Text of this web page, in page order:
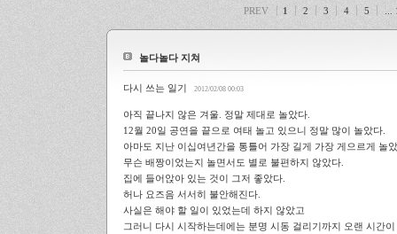
PREV 1 2 3 4 5 ...
놀다놀다 지쳐
다시 쓰는 일기 2012/02/08 00:03
아직 끝나지 않은 겨울. 정말 제대로 놀았다.
12월 20일 공연을 끝으로 여태 놀고 있으니 정말 많이 놀았다.
아마도 지난 이십여년간을 통틀어 가장 길게 가장 게으르게 놀
무슨 배짱이었는지 놀면서도 별로 불편하지 않았다.
집에 들어앉아 있는 것이 그저 좋았다.
허나 요즈음 서서히 불안해진다.
사실은 해야 할 일이 있었는데 하지 않았고
그러니 다시 시작하는데에는 분명 시동 걸리기까지 오랜 시간